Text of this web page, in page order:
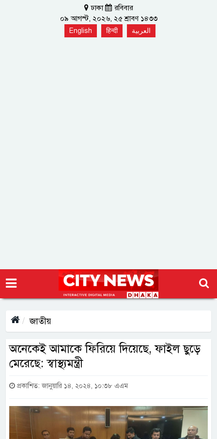
ঢাকা
রবিবার
০৯ আগস্ট, ২০২৬, ২৫ শ্রাবণ ১৪৩৩
English हिन्दी العربية
জাতীয়
অনেকেই আমাকে ফিরিয়ে দিয়েছে, ফাইল ছুড়ে
মেরেছে: স্বাস্থ্যমন্ত্রী
প্রকাশিত: জানুয়ারি ১৪, ২০২৪, ১০:৩৮ এএম